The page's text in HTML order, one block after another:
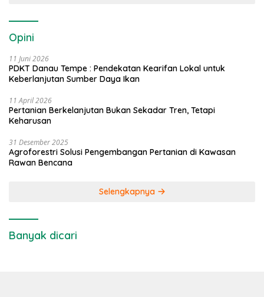
Opini
11 Juni 2026
PDKT Danau Tempe : Pendekatan Kearifan Lokal untuk
Keberlanjutan Sumber Daya Ikan
11 April 2026
Pertanian Berkelanjutan Bukan Sekadar Tren, Tetapi
Keharusan
31 Desember 2025
Agroforestri Solusi Pengembangan Pertanian di Kawasan
Rawan Bencana
Selengkapnya
Banyak dicari